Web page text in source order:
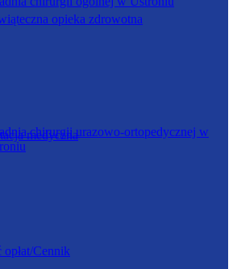
chirurgii urazowo-ortopedycznej w
opieka zdrowotna
medyczna
opłat/Cennik